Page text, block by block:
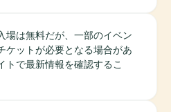
場は無料だが、一部のイベン
ケットが必要となる場合があ
トで最新情報を確認するこ